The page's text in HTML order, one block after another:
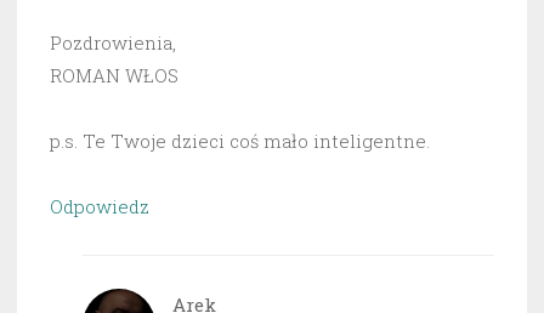
Pozdrowienia,
ROMAN WŁOS
p.s. Te Twoje dzieci coś mało inteligentne.
Odpowiedz
Arek